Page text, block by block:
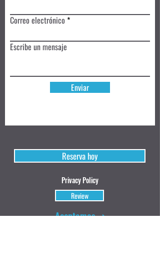
Correo electrónico
Escribe un mensaje
Enviar
Reserva hoy
Privacy Policy
Review
Aceptamos ➜